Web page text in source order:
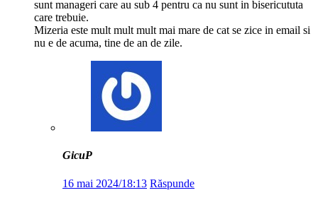
sunt manageri care au sub 4 pentru ca nu sunt in bisericututa
care trebuie.
Mizeria este mult mult mult mai mare de cat se zice in email si
nu e de acuma, tine de an de zile.
GicuP
16 mai 2024/18:13 Răspunde